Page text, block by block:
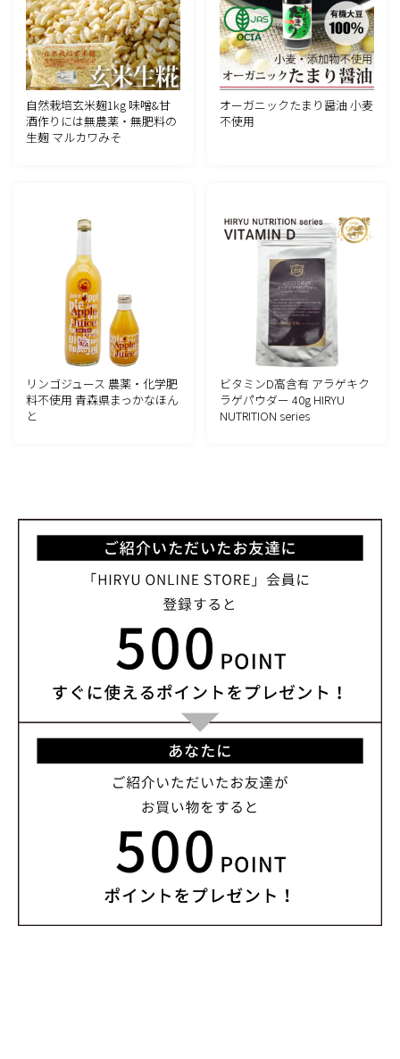
自然栽培玄米麹1kg 味噌&甘
酒作りには無農薬・無肥料の
生麹 マルカワみそ
オーガニックたまり醤油 小麦
不使用
リンゴジュース 農薬・化学肥
料不使用 青森県まっかなほん
と
ビタミンD高含有 アラゲキク
ラゲパウダー 40g HIRYU
NUTRITION series